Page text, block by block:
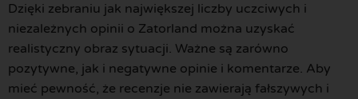
Dzięki zebraniu jak największej liczby uczciwych i
niezależnych opinii o Zatorland można uzyskać
realistyczny obraz sytuacji. Ważne są zarówno
pozytywne, jak i negatywne opinie i komentarze. Aby
mieć pewność, że recenzje nie zawierają fałszywych i